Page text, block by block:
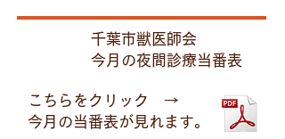
​千葉市獣医師会
​今月の夜間診療当番表
​こちらをクリック →
​今月の当番表が見れます。